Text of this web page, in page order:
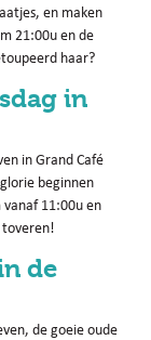
en maken
21:00u en de
haar?
in
in Grand Café
beginnen
11:00u en
toveren!
de
de goeie oude